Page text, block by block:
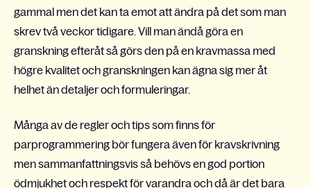
gammal men det kan ta emot att ändra på det som man
skrev två veckor tidigare. Vill man ändå göra en
granskning efteråt så görs den på en kravmassa med
högre kvalitet och granskningen kan ägna sig mer åt
helhet än detaljer och formuleringar.
Många av de regler och tips som finns för
parprogrammering bör fungera även för kravskrivning
men sammanfattningsvis så behövs en god portion
ödmjukhet och respekt för varandra och då är det bara